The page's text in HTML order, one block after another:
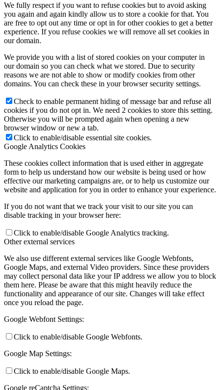
We fully respect if you want to refuse cookies but to avoid asking
you again and again kindly allow us to store a cookie for that. You
are free to opt out any time or opt in for other cookies to get a better
experience. If you refuse cookies we will remove all set cookies in
our domain.
We provide you with a list of stored cookies on your computer in
our domain so you can check what we stored. Due to security
reasons we are not able to show or modify cookies from other
domains. You can check these in your browser security settings.
Check to enable permanent hiding of message bar and refuse all
cookies if you do not opt in. We need 2 cookies to store this setting.
Otherwise you will be prompted again when opening a new
browser window or new a tab.
Click to enable/disable essential site cookies.
Google Analytics Cookies
These cookies collect information that is used either in aggregate
form to help us understand how our website is being used or how
effective our marketing campaigns are, or to help us customize our
website and application for you in order to enhance your experience.
If you do not want that we track your visit to our site you can
disable tracking in your browser here:
Click to enable/disable Google Analytics tracking.
Other external services
We also use different external services like Google Webfonts,
Google Maps, and external Video providers. Since these providers
may collect personal data like your IP address we allow you to block
them here. Please be aware that this might heavily reduce the
functionality and appearance of our site. Changes will take effect
once you reload the page.
Google Webfont Settings:
Click to enable/disable Google Webfonts.
Google Map Settings:
Click to enable/disable Google Maps.
Google reCaptcha Settings: